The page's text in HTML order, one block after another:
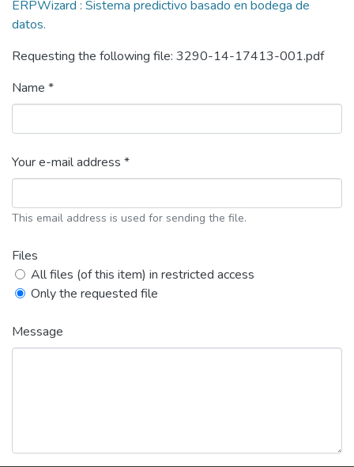
ERPWizard : Sistema predictivo basado en bodega de
datos.
Requesting the following file: 3290-14-17413-001.pdf
Name *
Your e-mail address *
This email address is used for sending the file.
Files
All files (of this item) in restricted access
Only the requested file
Message